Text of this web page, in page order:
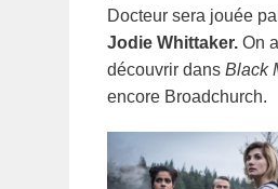
Docteur sera jouée
Jodie Whittaker. On
découvrir dans Black
encore Broadchurch.